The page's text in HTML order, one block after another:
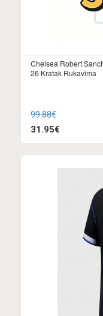
Chelsea Robert
26 Kratak Rukavima
99.88€
31.95€